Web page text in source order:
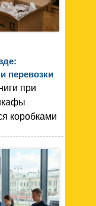
перевозки
при
коробками